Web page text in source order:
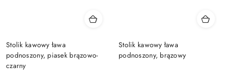
Stolik kawowy ława
podnoszony, piasek brązowo-
czarny
Stolik kawowy ława
podnoszony, brązowy